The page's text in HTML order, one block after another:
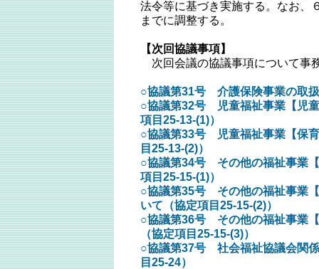
法令等に基づき実施する。なお、
までに調整する。
【次回協議事項】
次回会議の協議事項について事
○協議第31号 介護保険事業の取
○協議第32号 児童福祉事業【児
項目25-13-(1)）
○協議第33号 児童福祉事業【保
目25-13-(2)）
○協議第34号 その他の福祉事業
項目25-15-(1)）
○協議第35号 その他の福祉事業
いて（協定項目25-15-(2)）
○協議第36号 その他の福祉事業
（協定項目25-15-(3)）
○協議第37号 社会福祉協議会関
目25-24）